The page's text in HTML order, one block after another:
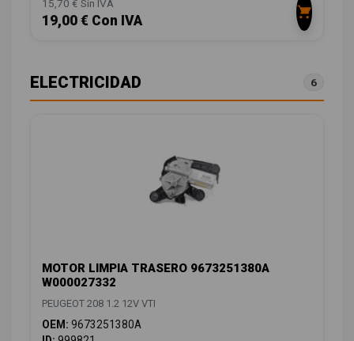
15,70 € Sin IVA
19,00 € Con IVA
ELECTRICIDAD 6
MOTOR LIMPIA TRASERO 9673251380A
W000027332
PEUGEOT 208 1.2 12V VTI
OEM: 9673251380A